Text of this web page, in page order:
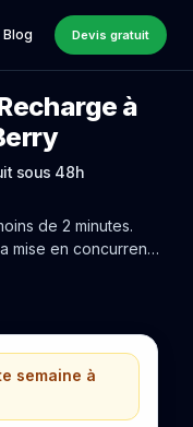
Blog Devis gratuit
à
sous 48h
de 2 minutes.
mise en concurrence
semaine à